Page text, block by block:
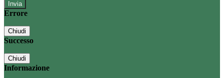
Errore
Chiudi
Successo
Chiudi
Informazione